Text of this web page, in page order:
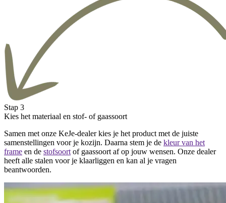
Stap 3
Kies het materiaal en stof- of gaassoort
Samen met onze KeJe-dealer kies je het product met de juiste
samenstellingen voor je kozijn. Daarna stem je de kleur van het
frame en de stofsoortof gaassoort af op jouw wensen. Onze dealer
heeft alle stalen voor je klaarliggen en kan al je vragen
beantwoorden.